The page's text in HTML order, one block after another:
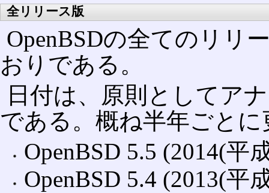
全リリース版
OpenBSDの全てのリリ
おりである。
日付は、原則としてア
である。概ね半年ごと
OpenBSD 5.5 (2014(平
OpenBSD 5.4 (2013(平